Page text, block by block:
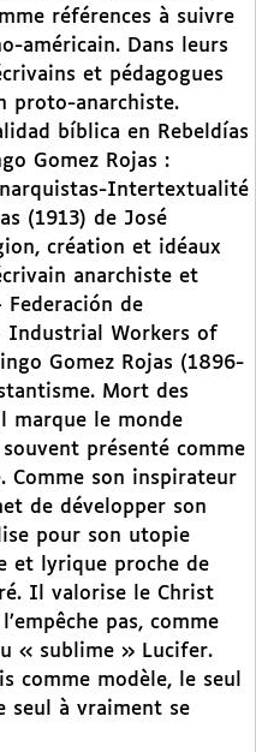
références à suivre
américain. Dans leurs
et pédagogues
proto-anarchiste.
bíblica en Rebeldías
Gomez Rojas :
Intertextualité
(1913) de José
création et idéaux
anarchiste et
Federación de
Industrial Workers of
Gomez Rojas (1896-
Mort des
marque le monde
présenté comme
Comme son inspirateur
de développer son
pour son utopie
et lyrique proche de
Il valorise le Christ
pas, comme
« sublime » Lucifer.
comme modèle, le seul
seul à vraiment se